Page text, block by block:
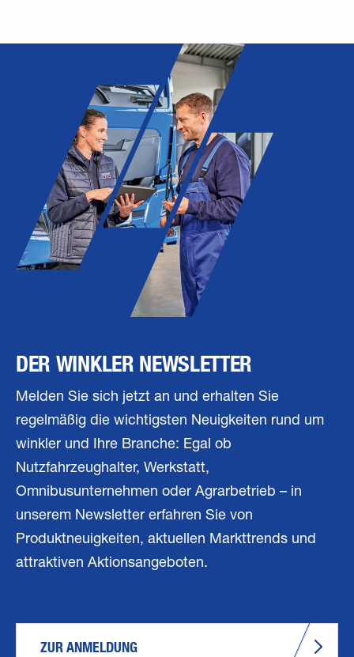
DER WINKLER NEWSLETTER
Melden Sie sich jetzt an und erhalten Sie
regelmäßig die wichtigsten Neuigkeiten rund um
winkler und Ihre Branche: Egal ob
Nutzfahrzeughalter, Werkstatt,
Omnibusunternehmen oder Agrarbetrieb – in
unserem Newsletter erfahren Sie von
Produktneuigkeiten, aktuellen Markttrends und
attraktiven Aktionsangeboten.
ZUR ANMELDUNG